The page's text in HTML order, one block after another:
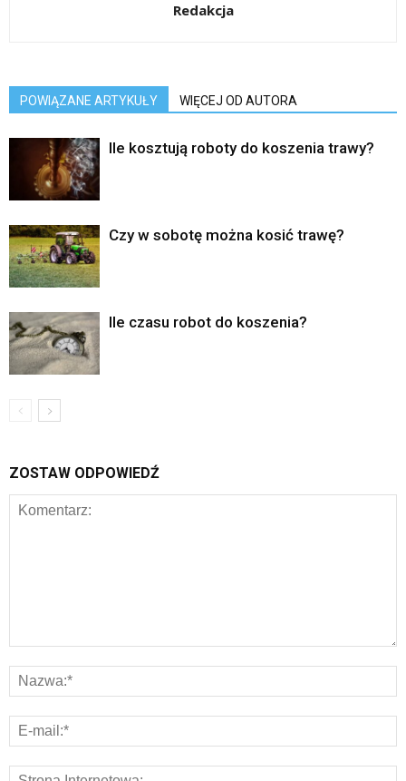
Redakcja
POWIĄZANE ARTYKUŁY WIĘCEJ OD AUTORA
Ile kosztują roboty do koszenia trawy?
Czy w sobotę można kosić trawę?
Ile czasu robot do koszenia?
ZOSTAW ODPOWIEDŹ